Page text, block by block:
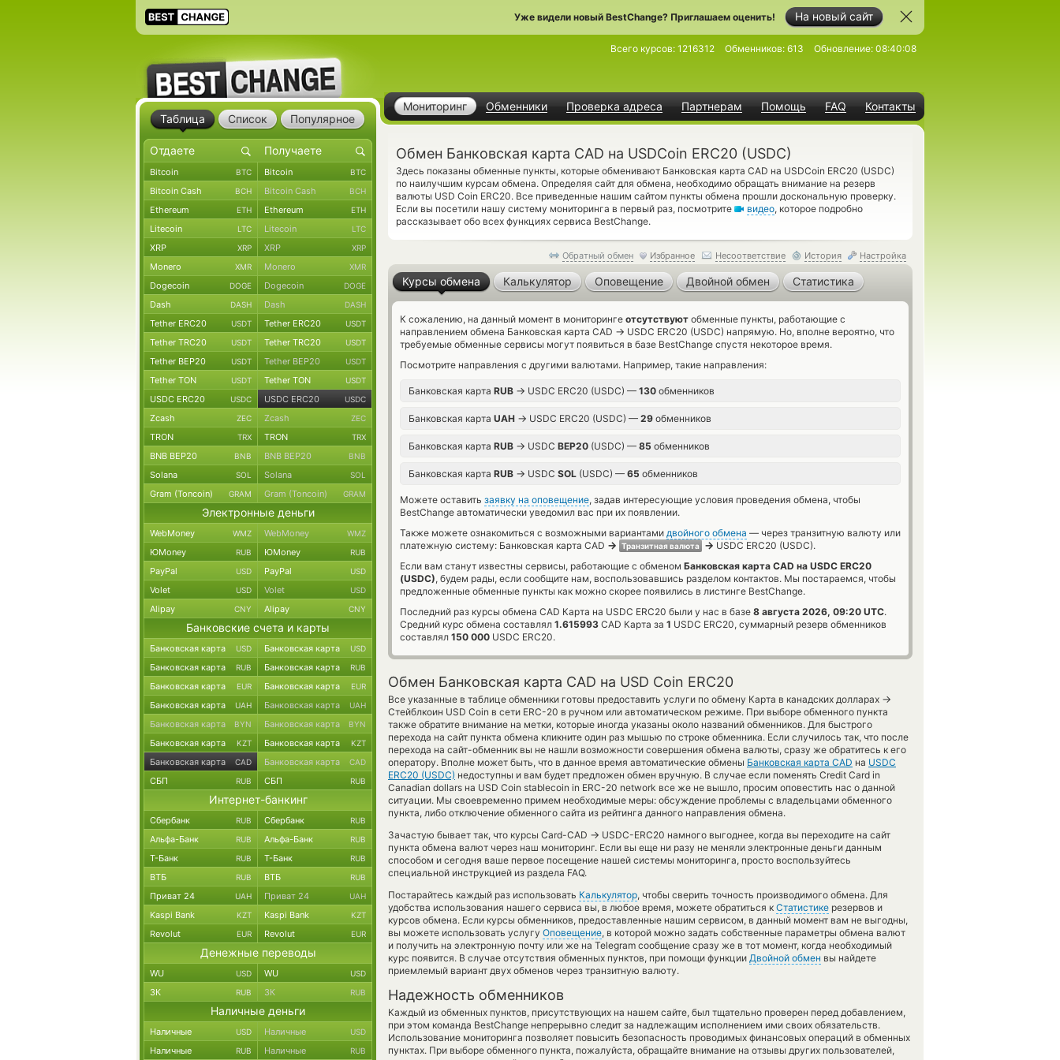
На новый сайт
Уже видели новый BestChange? Приглашаем оценить!
Мониторинг Обменники Проверка адреса Партнерам Помощь FAQ Контакты
Всего курсов: 1216312 Обменников: 613 Обновление: 08:40:08
Обмен Банковская карта CAD на USDCoin ERC20 (USDC)
Здесь показаны обменные пункты, которые обменивают Банковская карта CAD на USDCoin ERC20 (USDC)
по наилучшим курсам обмена. Определяя сайт для обмена, необходимо обращать внимание на резерв
валюты USD Coin ERC20. Все приведенные нашим сайтом пункты обмена прошли доскональную проверку.
Если вы посетили нашу систему мониторинга в первый раз, посмотрите
видео, которое подробно
рассказывает обо всех функциях сервиса BestChange.
Обратный обмен Избранное Несоответствие История Настройка
Курсы обмена Калькулятор Оповещение Двойной обмен Статистика
К сожалению, на данный момент в мониторинге отсутствуют обменные пункты, работающие с
направлением обмена Банковская карта CAD → USDC ERC20 (USDC) напрямую. Но, вполне вероятно, что
требуемые обменные сервисы могут появиться в базе BestChange спустя некоторое время.
Посмотрите направления с другими валютами. Например, такие направления:
Банковская карта RUB → USDC ERC20 (USDC) — 130 обменников
Банковская карта UAH → USDC ERC20 (USDC) — 29 обменников
Банковская карта RUB → USDC BEP20 (USDC) — 85 обменников
Банковская карта RUB → USDC SOL (USDC) — 65 обменников
Можете оставить заявку на оповещение, задав интересующие условия проведения обмена, чтобы
BestChange автоматически уведомил вас при их появлении.
Также можете ознакомиться с возможными вариантами двойного обмена — через транзитную валюту или
платежную систему: Банковская карта CAD → Транзитная валюта → USDC ERC20 (USDC).
Если вам станут известны сервисы, работающие с обменом Банковская карта CAD на USDC ERC20
(USDC), будем рады, если сообщите нам, воспользовавшись разделом контактов. Мы постараемся, чтобы
предложенные обменные пункты как можно скорее появились в листинге BestChange.
Последний раз курсы обмена CAD Карта на USDC ERC20 были у нас в базе 8 августа 2026, 09:20 UTC.
Средний курс обмена составлял 1.615993 CAD Карта за 1 USDC ERC20, суммарный резерв обменников
составлял 150 000 USDC ERC20.
Обмен Банковская карта CAD на USD Coin ERC20
Все указанные в таблице обменники готовы предоставить услуги по обмену Карта в канадских долларах →
Стейблкоин USD Coin в сети ERC-20 в ручном или автоматическом режиме. При выборе обменного пункта
также обратите внимание на метки, которые иногда указаны около названий обменников. Для быстрого
перехода на сайт пункта обмена кликните один раз мышью по строке обменника. Если случилось так, что после
перехода на сайт-обменник вы не нашли возможности совершения обмена валюты, сразу же обратитесь к его
оператору. Вполне может быть, что в данное время автоматические обмены Банковская карта CAD на USDC
ERC20 (USDC) недоступны и вам будет предложен обмен вручную. В случае если поменять Credit Card in
Canadian dollars на USD Coin stablecoin in ERC-20 network все же не вышло, просим оповестить нас о данной
ситуации. Мы своевременно примем необходимые меры: обсуждение проблемы с владельцами обменного
пункта, либо отключение обменного сайта из рейтинга данного направления обмена.
Зачастую бывает так, что курсы Card-CAD → USDC-ERC20 намного выгоднее, когда вы переходите на сайт
пункта обмена валют через наш мониторинг. Если вы еще ни разу не меняли электронные деньги данным
способом и сегодня ваше первое посещение нашей системы мониторинга, просто воспользуйтесь
специальной инструкцией из раздела FAQ.
Постарайтесь каждый раз использовать Калькулятор, чтобы сверить точность производимого обмена. Для
удобства использования нашего сервиса вы, в любое время, можете обратиться к Статистике резервов и
курсов обмена. Если курсы обменников, предоставленные нашим сервисом, в данный момент вам не выгодны,
вы можете использовать услугу Оповещение, в которой можно задать собственные параметры обмена валют
и получить на электронную почту или же на Telegram сообщение сразу же в тот момент, когда необходимый
курс появится. В случае отсутствия обменных пунктов, при помощи функции Двойной обмен вы найдете
приемлемый вариант двух обменов через транзитную валюту.
Надежность обменников
Каждый из обменных пунктов, присутствующих на нашем сайте, был тщательно проверен перед добавлением,
при этом команда BestChange непрерывно следит за надлежащим исполнением ими своих обязательств.
Использование мониторинга позволяет повысить безопасность проводимых финансовых операций в обменных
пунктах. При выборе обменного пункта, пожалуйста, обращайте внимание на отзывы других пользователей,
Таблица Список Популярное
Bitcoin BTC Bitcoin BTC
Bitcoin Cash BCH Bitcoin Cash BCH
Ethereum ETH Ethereum ETH
Litecoin LTC Litecoin LTC
XRP XRP XRP XRP
Monero XMR Monero XMR
Dogecoin DOGE Dogecoin DOGE
Dash DASH Dash DASH
Tether ERC20 USDT Tether ERC20 USDT
Tether TRC20 USDT Tether TRC20 USDT
Tether BEP20 USDT Tether BEP20 USDT
Tether TON USDT Tether TON USDT
USDC ERC20 USDC USDC ERC20 USDC
Zcash ZEC Zcash ZEC
TRON TRX TRON TRX
BNB BEP20 BNB BNB BEP20 BNB
Solana SOL Solana SOL
Gram (Toncoin) GRAM Gram (Toncoin) GRAM
Электронные деньги
WebMoney WMZ WebMoney WMZ
ЮMoney RUB ЮMoney RUB
PayPal USD PayPal USD
Volet USD Volet USD
Alipay CNY Alipay CNY
Банковские счета и карты
Банковская карта USD Банковская карта USD
Банковская карта RUB Банковская карта RUB
Банковская карта EUR Банковская карта EUR
Банковская карта UAH Банковская карта UAH
Банковская карта BYN Банковская карта BYN
Банковская карта KZT Банковская карта KZT
Банковская карта CAD Банковская карта CAD
СБП RUB СБП RUB
Интернет-банкинг
Сбербанк RUB Сбербанк RUB
Альфа-Банк RUB Альфа-Банк RUB
Т-Банк RUB Т-Банк RUB
ВТБ RUB ВТБ RUB
Приват 24 UAH Приват 24 UAH
Kaspi Bank KZT Kaspi Bank KZT
Revolut EUR Revolut EUR
Денежные переводы
WU USD WU USD
ЗК RUB ЗК RUB
Наличные деньги
Наличные USD Наличные USD
Наличные RUB Наличные RUB